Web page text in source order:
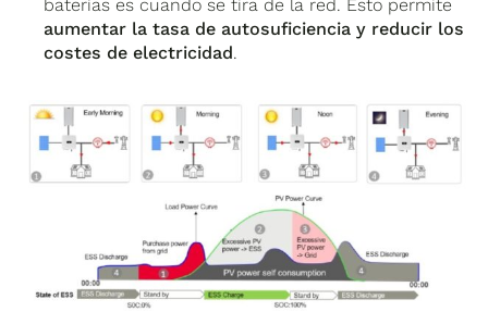
baterías es cuando se tira de la red. Esto permite
aumentar la tasa de autosuficiencia y reducir los
costes de electricidad.